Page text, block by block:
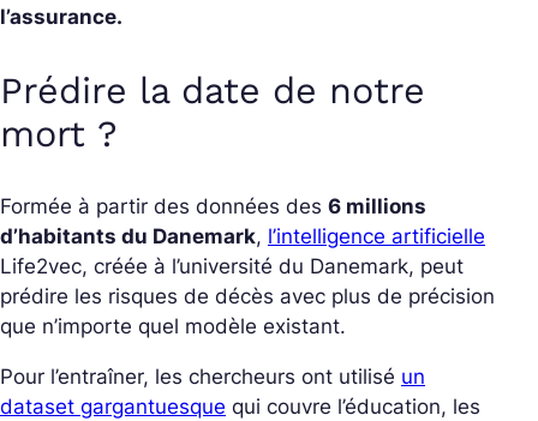
l’assurance.
Prédire la date de notre
mort ?
Formée à partir des données des 6 millions
d’habitants du Danemark, l’intelligence artificielle
Life2vec, créée à l’université du Danemark, peut
prédire les risques de décès avec plus de précision
que n’importe quel modèle existant.
Pour l’entraîner, les chercheurs ont utilisé un
dataset gargantuesque qui couvre l’éducation, les